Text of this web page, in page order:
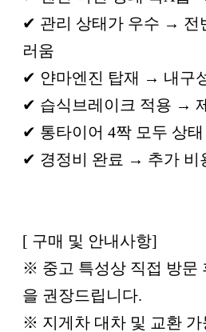
✔ 관리 상태가 우수 → 전
러움
✔ 얀마엔진 탑재 → 내구
✔ 습식브레이크 적용 →
✔ 통타이어 4짝 모두 상태
✔ 경정비 완료 → 추가 비
[ 구매 및 안내사항]
※ 중고 특성상 직접 방문
을 권장드립니다.
※ 지게차 대차 및 교환 가